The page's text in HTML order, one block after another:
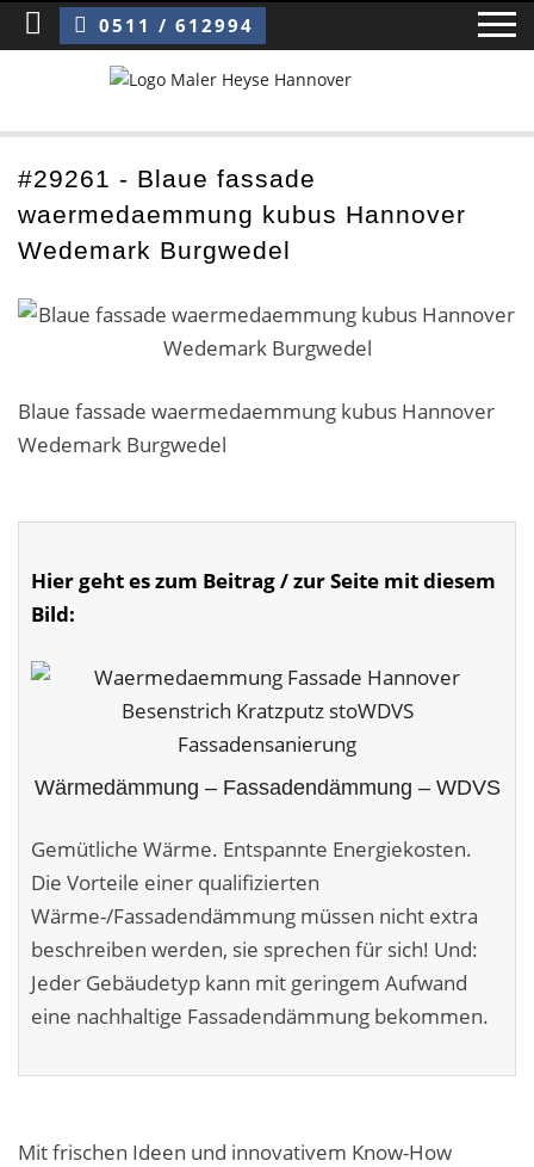
Sie sind hier:Blaue fassade waermedaemmung kubus Hannover Wedemark Burgwedel
0511 / 612994
Home
Blog
Über uns
Referenzen und Kundenbewertungen
Leistungen ›
Bodenbeläge & Designböden
Business Feng-Shui
Der gesunde Raum
Fugenlos
#29261 - Blaue fassade
waermedaemmung kubus Hannover
Wedemark Burgwedel
Blaue fassade waermedaemmung kubus Hannover
Wedemark Burgwedel
Hier geht es zum Beitrag / zur Seite mit diesem
Bild:
Wärmedämmung – Fassadendämmung – WDVS
Gemütliche Wärme. Entspannte Energiekosten.
Die Vorteile einer qualifizierten
Wärme-/Fassadendämmung müssen nicht extra
beschreiben werden, sie sprechen für sich! Und:
Jeder Gebäudetyp kann mit geringem Aufwand
eine nachhaltige Fassadendämmung bekommen.
Mit frischen Ideen und innovativem Know-How